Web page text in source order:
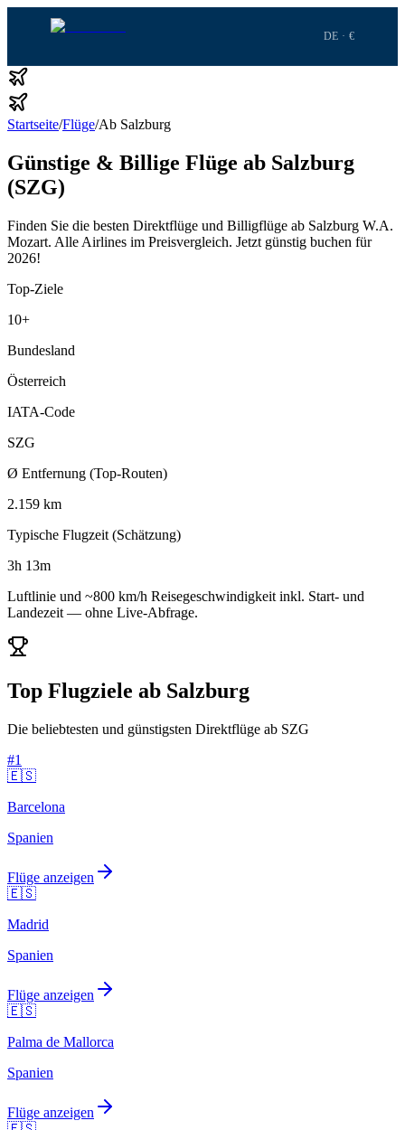
DE · €
Startseite/Flüge/Ab Salzburg
Günstige & Billige Flüge ab Salzburg
(SZG)
Finden Sie die besten Direktflüge und Billigflüge ab Salzburg W.A.
Mozart. Alle Airlines im Preisvergleich. Jetzt günstig buchen für
2026!
Top-Ziele
10+
Bundesland
Österreich
IATA-Code
SZG
Ø Entfernung (Top-Routen)
2.159 km
Typische Flugzeit (Schätzung)
3h 13m
Luftlinie und ~800 km/h Reisegeschwindigkeit inkl. Start- und
Landezeit — ohne Live-Abfrage.
Top Flugziele ab Salzburg
Die beliebtesten und günstigsten Direktflüge ab SZG
#1
🇪🇸
Barcelona
Spanien
Flüge anzeigen
🇪🇸
Madrid
Spanien
Flüge anzeigen
🇪🇸
Palma de Mallorca
Spanien
Flüge anzeigen